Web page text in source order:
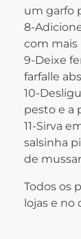
um garfo
8-
com mais
9-Deixe
farfalle
10-
pesto e a
11-Sirva
salsinha
de
Todos os
lojas e